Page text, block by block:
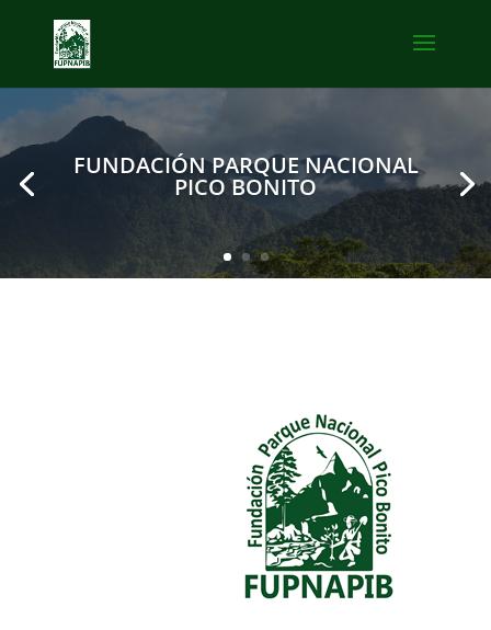
FUNDACIÓN PARQUE NACIONAL
PICO BONITO